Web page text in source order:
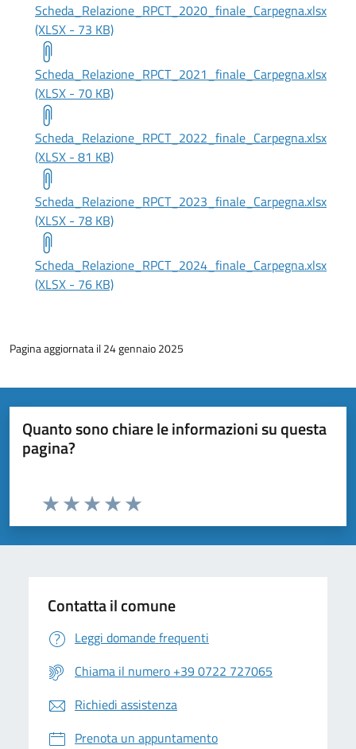
Scheda_Relazione_RPCT_2020_finale_Carpegna.xlsx
(XLSX - 73 KB)
Scheda_Relazione_RPCT_2021_finale_Carpegna.xlsx
(XLSX - 70 KB)
Scheda_Relazione_RPCT_2022_finale_Carpegna.xlsx
(XLSX - 81 KB)
Scheda_Relazione_RPCT_2023_finale_Carpegna.xlsx
(XLSX - 78 KB)
Scheda_Relazione_RPCT_2024_finale_Carpegna.xlsx
(XLSX - 76 KB)
Pagina aggiornata il 24 gennaio 2025
Quanto sono chiare le informazioni su questa
pagina?
Valuta da 1 a 5 stelle la pagina
Valuta 5 stelle su 5
Valuta 4 stelle su 5
Valuta 3 stelle su 5
Valuta 2 stelle su 5
Valuta 1 stelle su 5
Contatta il comune
Leggi domande frequenti
Chiama il numero +39 0722 727065
Richiedi assistenza
Prenota un appuntamento